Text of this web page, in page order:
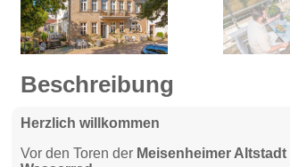
Beschreibung
Herzlich willkommen
Vor den Toren der Meisenheimer Altstadt